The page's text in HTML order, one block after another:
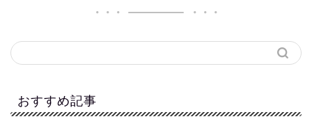
おすすめ記事